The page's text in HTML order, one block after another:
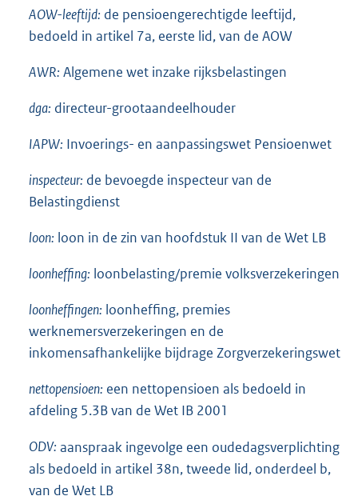
AOW-leeftijd: de pensioengerechtigde leeftijd,
bedoeld in artikel 7a, eerste lid, van de AOW
AWR: Algemene wet inzake rijksbelastingen
dga: directeur-grootaandeelhouder
IAPW: Invoerings- en aanpassingswet Pensioenwet
inspecteur: de bevoegde inspecteur van de
Belastingdienst
loon: loon in de zin van hoofdstuk II van de Wet LB
loonheffing: loonbelasting/premie volksverzekeringen
loonheffingen: loonheffing, premies
werknemersverzekeringen en de
inkomensafhankelijke bijdrage Zorgverzekeringswet
nettopensioen: een nettopensioen als bedoeld in
afdeling 5.3B van de Wet IB 2001
ODV: aanspraak ingevolge een oudedagsverplichting
als bedoeld in artikel 38n, tweede lid, onderdeel b,
van de Wet LB